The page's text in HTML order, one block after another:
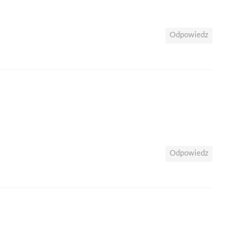
Odpowiedz
Odpowiedz